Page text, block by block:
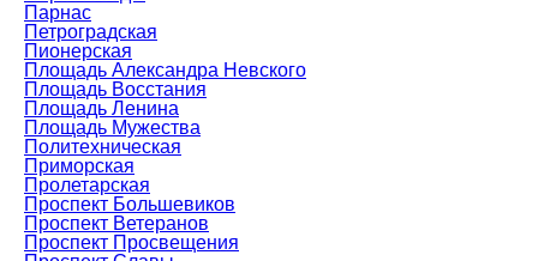
Парнас
Петроградская
Пионерская
Площадь Александра Невского
Площадь Восстания
Площадь Ленина
Площадь Мужества
Политехническая
Приморская
Пролетарская
Проспект Большевиков
Проспект Ветеранов
Проспект Просвещения